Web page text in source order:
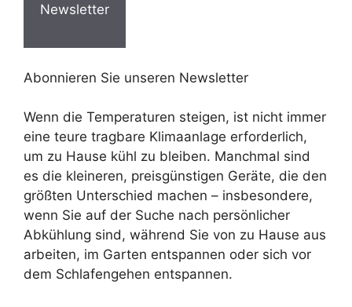
Newsletter
Abonnieren Sie unseren Newsletter
Wenn die Temperaturen steigen, ist nicht immer
eine teure tragbare Klimaanlage erforderlich,
um zu Hause kühl zu bleiben. Manchmal sind
es die kleineren, preisgünstigen Geräte, die den
größten Unterschied machen – insbesondere,
wenn Sie auf der Suche nach persönlicher
Abkühlung sind, während Sie von zu Hause aus
arbeiten, im Garten entspannen oder sich vor
dem Schlafengehen entspannen.